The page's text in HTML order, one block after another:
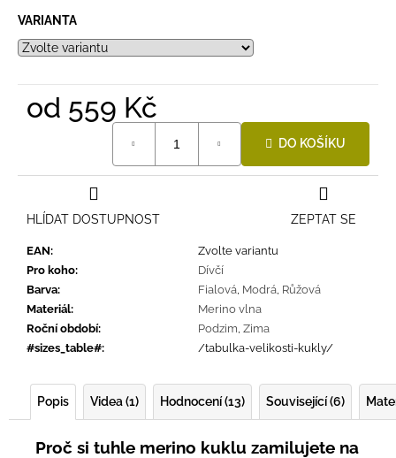
VARIANTA
od 559 Kč
DO KOŠÍKU
EAN:
Zvolte variantu
Pro koho:
Dívčí
Barva: Fialová Modrá Růžová
Materiál:
Merino vlna
Roční období: Podzim Zima
#sizes_table#: /tabulka-velikosti-kukly/
ZEPTAT SE
HLÍDAT DOSTUPNOST
Popis Videa (1) Hodnocení (13) Související (6)
Proč si tuhle merino kuklu zamilujete na